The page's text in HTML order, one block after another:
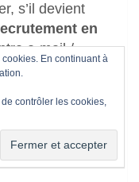
s’il devient
en
e-mail /
qui le
pas prêts
USA, 50% au
En continuant à
contrôler les cookies,